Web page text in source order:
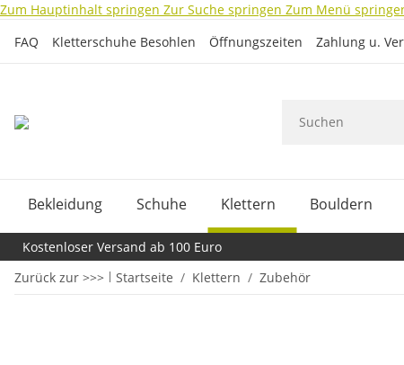
Zum Hauptinhalt springen Zur Suche springen Zum Menü
FAQ
Kletterschuhe Besohlen Öffnungszeiten Zahlung u.
Bekleidung Schuhe Klettern Bouldern
Kostenloser Versand ab 100 Euro
Zurück zur >>>
Startseite Klettern Zubehör